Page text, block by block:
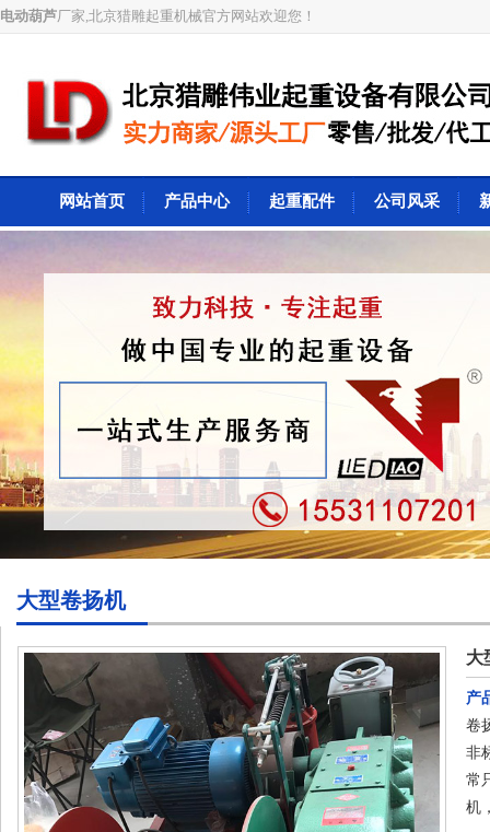
电动葫芦厂家,北京猎雕起重机械官方网站欢迎您！
网站首页 产品中心 起重配件 公司风采
大型卷扬机
大
产
卷
非
常
机